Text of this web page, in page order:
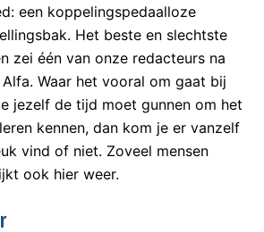
een koppelingspedaalloze
Het beste en slechtste
zei één van onze redacteurs na
Waar het vooral om gaat bij
jezelf de tijd moet gunnen om het
kennen, dan kom je er vanzelf
vind of niet. Zoveel mensen
ook hier weer.